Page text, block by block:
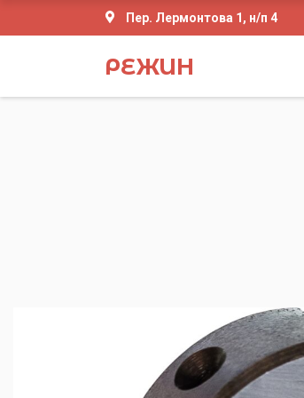
Пер. Лермонтова 1, н/п 4
РЕЖИН